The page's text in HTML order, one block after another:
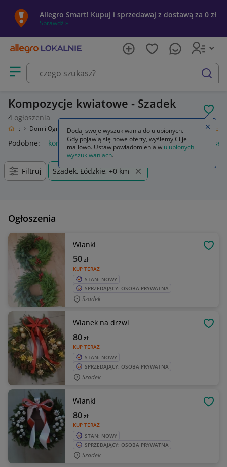
Allegro Smart! Kupuj i sprzedawaj z dostawą za 0 zł
Sprawdź »
Otwórz menu z kategoriami
szukaj
Kompozycje kwiatowe - Szadek
4 ogłoszenia
Dom i Ogród Wyposażenie Florystyka Kompozycje kwiatowe
Podobne: kompozycje kwiatowe kompozycje kwiatowe wesele
Filtruj Szadek, Łódzkie, +0 km
Ogłoszenia
Wianki
KUP TERAZ
50zł
STAN: NOWY
SPRZEDAJĄCY: OSOBA PRYWATNA
Szadek
Wianek na drzwi
KUP TERAZ
80zł
STAN: NOWY
SPRZEDAJĄCY: OSOBA PRYWATNA
Szadek
Wianki
KUP TERAZ
80zł
STAN: NOWY
SPRZEDAJĄCY: OSOBA PRYWATNA
Szadek
Dodaj swoje wyszukiwania do ulubionych.
Gdy pojawią się nowe oferty, wyślemy Ci je
mailowo. Ustaw powiadomienia w ulubionych
wyszukiwaniach.